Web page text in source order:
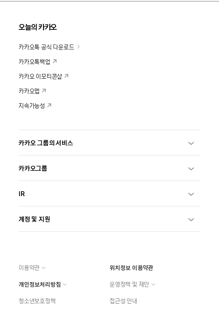
오늘의 카카오
카카오톡 공식 다운로드
카카오톡백업
카카오 이모티콘샵
카카오맵
지속가능성
카카오 그룹의 서비스
카카오그룹
IR
계정 및 지원
이용약관
위치정보 이용약관
개인정보처리방침
운영정책 및 제안
청소년보호정책
접근성 안내